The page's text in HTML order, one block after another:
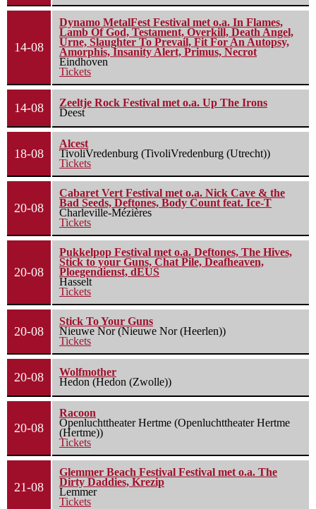
14-08
Dynamo MetalFest Festival met o.a. In Flames,
Lamb Of God, Testament, Overkill, Death Angel,
Urne, Slaughter To Prevail, Fit For An Autopsy,
Amorphis, Insanity Alert, Primus, Necrot
Eindhoven
Tickets
14-08
Zeeltje Rock Festival met o.a. Up The Irons
Deest
18-08
Alcest
TivoliVredenburg (TivoliVredenburg (Utrecht))
Tickets
20-08
Cabaret Vert Festival met o.a. Nick Cave & the
Bad Seeds, Deftones, Body Count feat. Ice-T
Charleville-Mézières
Tickets
20-08
Pukkelpop Festival met o.a. Deftones, The Hives,
Stick to your Guns, Chat Pile, Deafheaven,
Ploegendienst, dEUS
Hasselt
Tickets
20-08
Stick To Your Guns
Nieuwe Nor (Nieuwe Nor (Heerlen))
Tickets
20-08
Wolfmother
Hedon (Hedon (Zwolle))
20-08
Racoon
Openluchttheater Hertme (Openluchttheater Hertme
(Hertme))
Tickets
21-08
Glemmer Beach Festival Festival met o.a. The
Dirty Daddies, Krezip
Lemmer
Tickets